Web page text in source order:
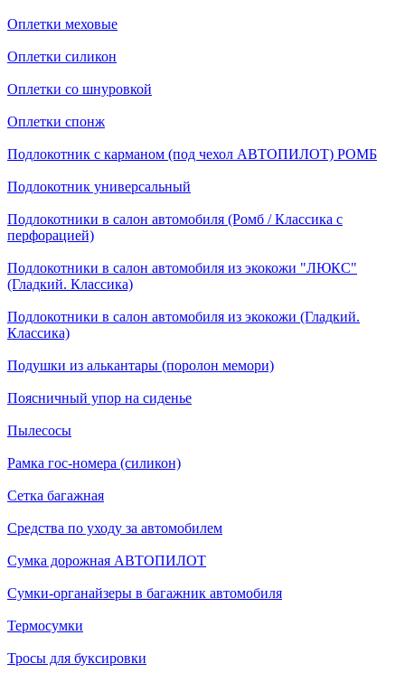
Оплетки меховые
Оплетки силикон
Оплетки со шнуровкой
Оплетки спонж
Подлокотник с карманом (под чехол АВТОПИЛОТ) РОМБ
Подлокотник универсальный
Подлокотники в салон автомобиля (Ромб / Классика с
перфорацией)
Подлокотники в салон автомобиля из экокожи "ЛЮКС"
(Гладкий. Классика)
Подлокотники в салон автомобиля из экокожи (Гладкий.
Классика)
Подушки из алькантары (поролон мемори)
Поясничный упор на сиденье
Пылесосы
Рамка гос-номера (силикон)
Сетка багажная
Средства по уходу за автомобилем
Сумка дорожная АВТОПИЛОТ
Сумки-органайзеры в багажник автомобиля
Термосумки
Тросы для буксировки